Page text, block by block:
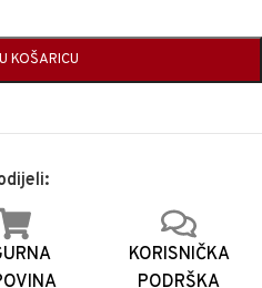
KOŠARICU
KORISNIČKA
PODRŠKA